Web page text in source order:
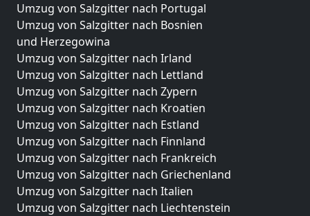
Umzug von Salzgitter nach Portugal
Umzug von Salzgitter nach Bosnien
und Herzegowina
Umzug von Salzgitter nach Irland
Umzug von Salzgitter nach Lettland
Umzug von Salzgitter nach Zypern
Umzug von Salzgitter nach Kroatien
Umzug von Salzgitter nach Estland
Umzug von Salzgitter nach Finnland
Umzug von Salzgitter nach Frankreich
Umzug von Salzgitter nach Griechenland
Umzug von Salzgitter nach Italien
Umzug von Salzgitter nach Liechtenstein